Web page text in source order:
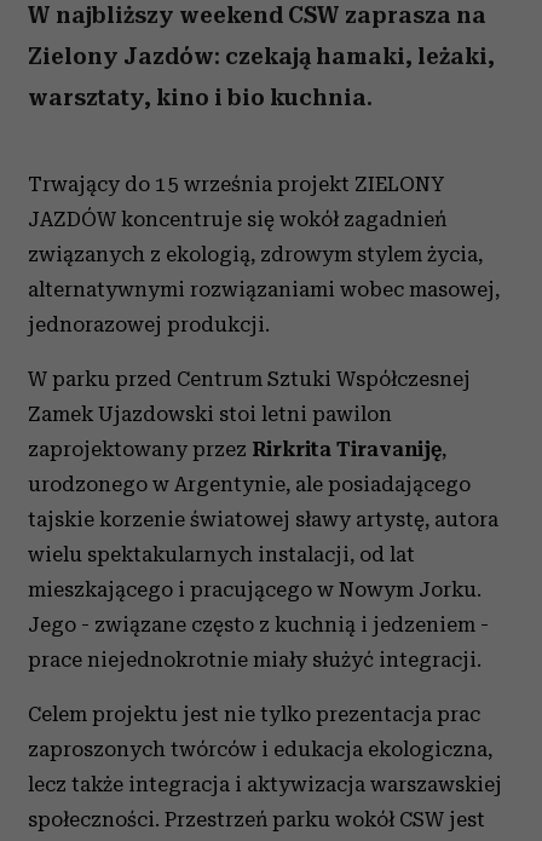
W najbliższy weekend CSW zaprasza na
Zielony Jazdów: czekają hamaki, leżaki,
warsztaty, kino i bio kuchnia.
Trwający do 15 września projekt ZIELONY
JAZDÓW koncentruje się wokół zagadnień
związanych z ekologią, zdrowym stylem życia,
alternatywnymi rozwiązaniami wobec masowej,
jednorazowej produkcji.
W parku przed Centrum Sztuki Współczesnej
Zamek Ujazdowski stoi letni pawilon
zaprojektowany przez Rirkrita Tiravaniję,
urodzonego w Argentynie, ale posiadającego
tajskie korzenie światowej sławy artystę, autora
wielu spektakularnych instalacji, od lat
mieszkającego i pracującego w Nowym Jorku.
Jego - związane często z kuchnią i jedzeniem -
prace niejednokrotnie miały służyć integracji.
Celem projektu jest nie tylko prezentacja prac
zaproszonych twórców i edukacja ekologiczna,
lecz także integracja i aktywizacja warszawskiej
społeczności. Przestrzeń parku wokół CSW jest